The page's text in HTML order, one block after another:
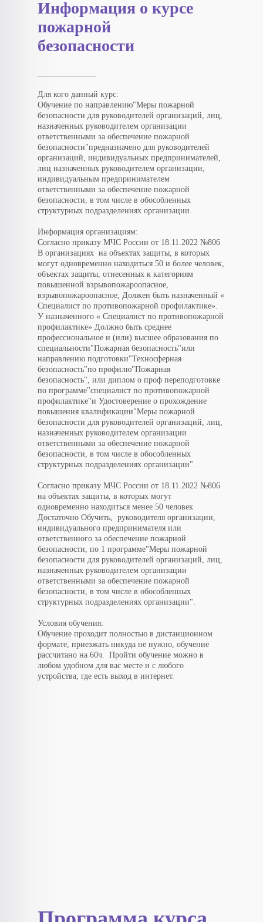
Информация о курсе
пожарной
безопасности
Для кого данный курс:
Обучение по направлению"Меры пожарной
безопасности для руководителей организаций, лиц,
назначенных руководителем организации
ответственными за обеспечение пожарной
безопасности"предназначено для руководителей
организаций, индивидуальных предпринимателей,
лиц назначенных руководителем организации,
индивидуальным предпринимателем
ответственными за обеспечение пожарной
безопасности, в том числе в обособленных
структурных подразделениях организации.
Информация организациям:
Согласно приказу МЧС России от 18.11.2022 №806
В организациях на объектах защиты, в которых
могут одновременно находиться 50 и более человек,
объектах защиты, отнесенных к категориям
повышенной взрывопожароопасное,
взрывопожароопасное, Должен быть назначенный «
Специалист по противопожарной профилактике».
У назначенного « Специалист по противопожарной
профилактике» Должно быть среднее
профессиональное и (или) высшее образования по
специальности"Пожарная безопасность"или
направлению подготовки"Техносферная
безопасность"по профилю"Пожарная
безопасность", или диплом о проф переподготовке
по программе"специалист по противопожарной
профилактике"и Удостоверение о прохождение
повышения квалификации"Меры пожарной
безопасности для руководителей организаций, лиц,
назначенных руководителем организации
ответственными за обеспечение пожарной
безопасности, в том числе в обособленных
структурных подразделениях организации".
Согласно приказу МЧС России от 18.11.2022 №806
на объектах защиты, в которых могут
одновременно находиться менее 50 человек
Достаточно Обучить, руководителя организации,
индивидуального предпринимателя или
ответственного за обеспечение пожарной
безопасности, по 1 программе"Меры пожарной
безопасности для руководителей организаций, лиц,
назначенных руководителем организации
ответственными за обеспечение пожарной
безопасности, в том числе в обособленных
структурных подразделениях организации".
Условия обучения:
Обучение проходит полностью в дистанционном
формате, приезжать никуда не нужно, обучение
рассчитано на 60ч. Пройти обучение можно в
любом удобном для вас месте и с любого
устройства, где есть выход в интернет.